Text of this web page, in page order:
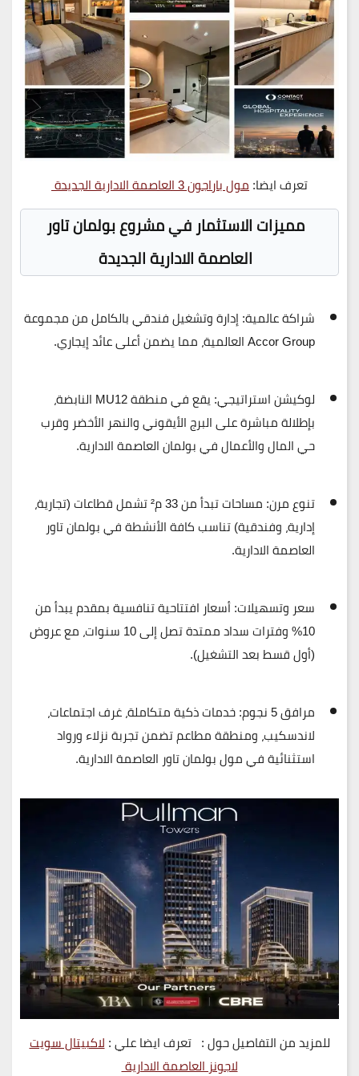
تعرف ايضا:مول باراجون 3 العاصمة الادارية الجديدة
مميزات الاستثمار في مشروع بولمان تاور
العاصمة الادارية الجديدة
شراكة عالمية: إدارة وتشغيل فندقي بالكامل من مجموعة
Accor Groupالعالمية، مما يضمن أعلى عائد إيجاري.
لوكيشن استراتيجي:يقع في منطقةMU12 النابضة،
بإطلالة مباشرة على البرج الأيقوني والنهر الأخضر وقرب
حي المال والأعمال في بولمان العاصمة الادارية.
تنوع مرن: مساحات تبدأ من33 م²
تشمل قطاعات (تجارية،
إدارية، وفندقية) تناسب كافة الأنشطة في بولمان تاور
العاصمة الادارية.
سعر وتسهيلات:أسعار افتتاحية تنافسية بمقدم يبدأ من
10%
وفترات سداد ممتدة تصل إلى10 سنوات
، مع عروض
(أول قسط بعد التشغيل).
مرافق 5 نجوم:
خدمات ذكية متكاملة، غرف اجتماعات،
لاندسكيب، ومنطقة مطاعم تضمن تجربة نزلاء ورواد
استثنائية في مول بولمان تاور العاصمة الادارية.
للمزيد من التفاصيل حول : تعرف ايضا علي :لاكبيتال سويت
لاجونز العاصمة الادارية